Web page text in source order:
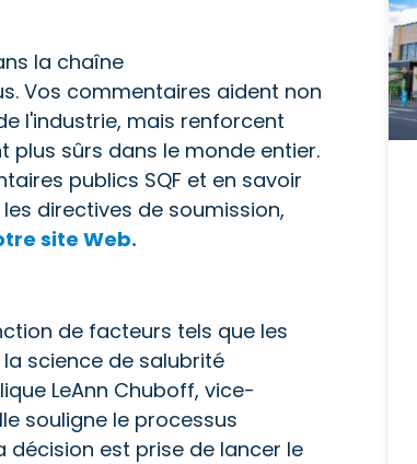
la chaîne
Vos commentaires aident non
l'industrie, mais renforcent
sûrs dans le monde entier.
publics SQF et en savoir
directives de soumission,
site Web.
de facteurs tels que les
science de salubrité
LeAnn Chuboff, vice-
souligne le processus
décision est prise de lancer le